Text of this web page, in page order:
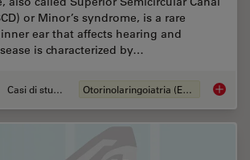
or Minor’s syndrome, is a rare
ear that affects hearing and
is characterized by…
Casi di studio Otorinolaringoiatria (ENT)